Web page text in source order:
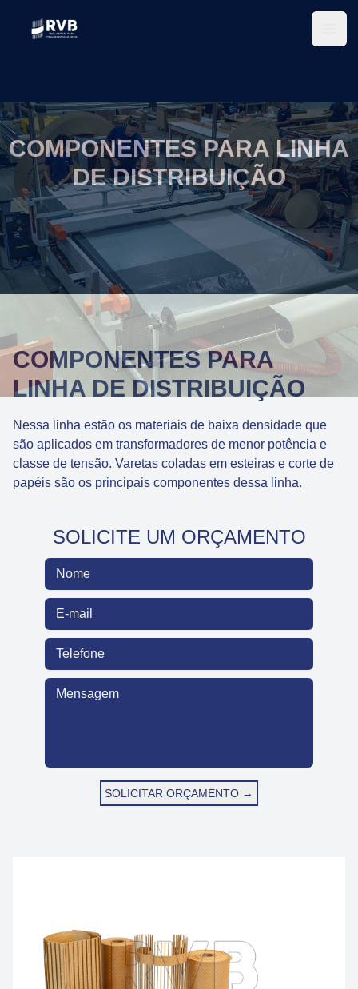
COMPONENTES PARA LINHA
DE DISTRIBUIÇÃO
COMPONENTES PARA
LINHA DE DISTRIBUIÇÃO
Nessa linha estão os materiais de baixa densidade que
são aplicados em transformadores de menor potência e
classe de tensão. Varetas coladas em esteiras e corte de
papéis são os principais componentes dessa linha.
SOLICITE UM ORÇAMENTO
SOLICITAR ORÇAMENTO →